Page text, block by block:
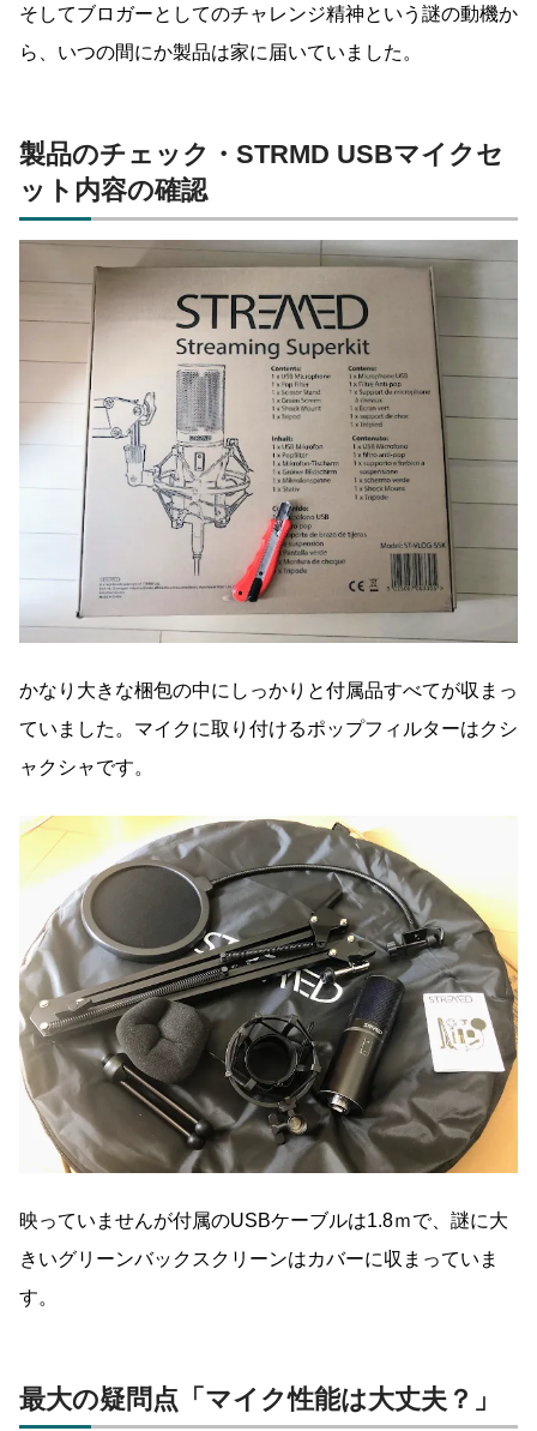
そしてブロガーとしてのチャレンジ精神という謎の動機か
ら、いつの間にか製品は家に届いていました。
製品のチェック・STRMD USBマイクセ
ット内容の確認
かなり大きな梱包の中にしっかりと付属品すべてが収まっ
ていました。マイクに取り付けるポップフィルターはクシ
ャクシャです。
映っていませんが付属のUSBケーブルは1.8ｍで、謎に大
きいグリーンバックスクリーンはカバーに収まっていま
す。
最大の疑問点「マイク性能は大丈夫？」